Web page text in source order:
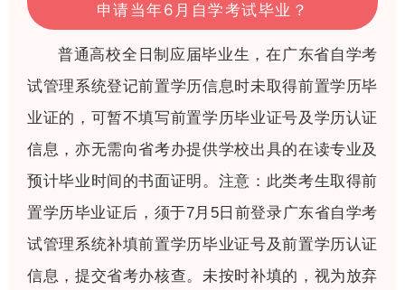
申请当年6月自学考试毕业？
普通高校全日制应届毕业生，在广东省自学考
试管理系统登记前置学历信息时未取得前置学历毕
业证的，可暂不填写前置学历毕业证号及学历认证
信息，亦无需向省考办提供学校出具的在读专业及
预计毕业时间的书面证明。注意：此类考生取得前
置学历毕业证后，须于7月5日前登录广东省自学考
试管理系统补填前置学历毕业证号及前置学历认证
信息，提交省考办核查。未按时补填的，视为放弃